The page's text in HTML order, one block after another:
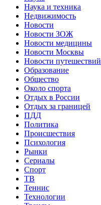
Наука и техника
Недвижимость
Новости
Новости ЗОЖ
Новости медицины
Новости Москвы
Новости путешествий
Образование
Общество
Около спорта
Отдых в России
Отдых за границей
ПДД
Политика
Происшествия
Психология
Рынки
Сериалы
Спорт
ТВ
Теннис
Технологии